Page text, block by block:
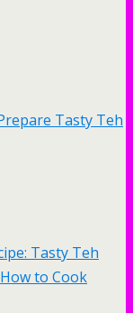
Tasty Teh
Tasty Teh
How to Cook